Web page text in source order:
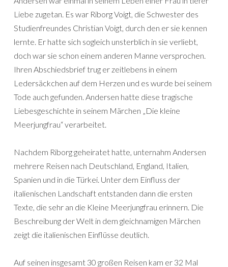
Liebe zugetan. Es war Riborg Voigt, die Schwester des
Studienfreundes Christian Voigt, durch den er sie kennen
lernte. Er hatte sich sogleich unsterblich in sie verliebt,
doch war sie schon einem anderen Manne versprochen.
Ihren Abschiedsbrief trug er zeitlebens in einem
Ledersäckchen auf dem Herzen und es wurde bei seinem
Tode auch gefunden. Andersen hatte diese tragische
Liebesgeschichte in seinem Märchen „Die kleine
Meerjungfrau“ verarbeitet.
Nachdem Riborg geheiratet hatte, unternahm Andersen
mehrere Reisen nach Deutschland, England, Italien,
Spanien und in die Türkei. Unter dem Einfluss der
italienischen Landschaft entstanden dann die ersten
Texte, die sehr an die Kleine Meerjungfrau erinnern. Die
Beschreibung der Welt in dem gleichnamigen Märchen
zeigt die italienischen Einflüsse deutlich.
Auf seinen insgesamt 30 großen Reisen kam er 32 Mal